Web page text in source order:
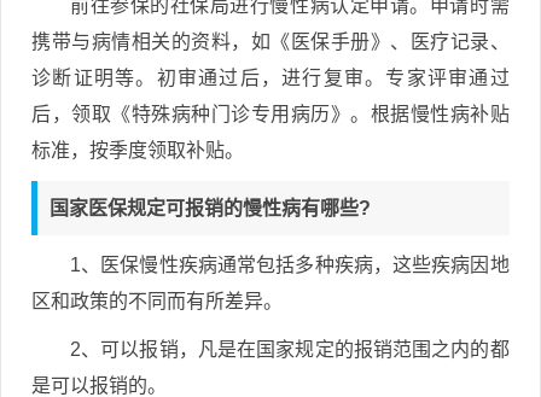
前往参保的社保局进行慢性病认定申请。申请时需
携带与病情相关的资料，如《医保手册》、医疗记录、
诊断证明等。初审通过后，进行复审。专家评审通过
后，领取《特殊病种门诊专用病历》。根据慢性病补贴
标准，按季度领取补贴。
国家医保规定可报销的慢性病有哪些?
1、医保慢性疾病通常包括多种疾病，这些疾病因地
区和政策的不同而有所差异。
2、可以报销，凡是在国家规定的报销范围之内的都
是可以报销的。